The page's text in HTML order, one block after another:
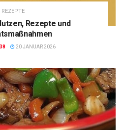
REZEPTE
Rezepte und
20 JANUAR 2026